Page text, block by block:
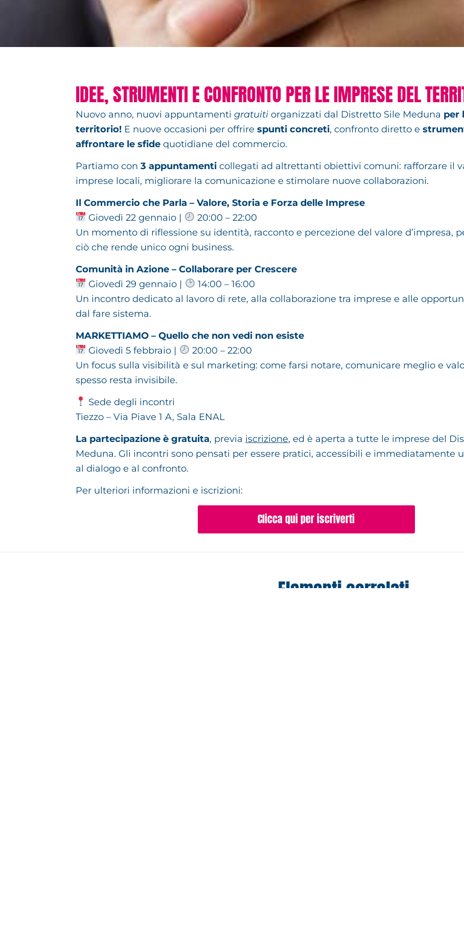
IDEE, STRUMENTI E CONFRONTO PER LE IMPRESE DEL
Nuovo anno, nuovi appuntamenti gratuitiorganizzati dal Distretto Sile Meduna per
territorio!E nuove occasioni per offrire spunti concreti, confronto diretto e
affrontare le sfidequotidiane del commercio.
Partiamo con 3 appuntamenti collegati ad altrettanti obiettivi comuni: rafforzare il
imprese locali, migliorare la comunicazione e stimolare nuove collaborazioni.
Il Commercio che Parla – Valore, Storia e Forza delle Imprese
Giovedì 22 gennaio |
20:00 – 22:00
Un momento di riflessione su identità, racconto e percezione del valore d’impresa,
ciò che rende unico ogni business.
Comunità in Azione – Collaborare per Crescere
Giovedì 29 gennaio |
14:00 – 16:00
Un incontro dedicato al lavoro di rete, alla collaborazione tra imprese e alle
dal fare sistema.
MARKETTIAMO – Quello che non vedi non esiste
Giovedì 5 febbraio |
20:00 – 22:00
Un focus sulla visibilità e sul marketing: come farsi notare, comunicare meglio e
spesso resta invisibile.
Sede degli incontri
Tiezzo – Via Piave 1 A, Sala ENAL
La partecipazione è gratuita, previa iscrizione, ed è aperta a tutte le imprese del
Meduna. Gli incontri sono pensati per essere pratici, accessibili e immediatamente
al dialogo e al confronto.
Per ulteriori informazioni e iscrizioni:
Clicca qui per iscriverti
Elementi correlati